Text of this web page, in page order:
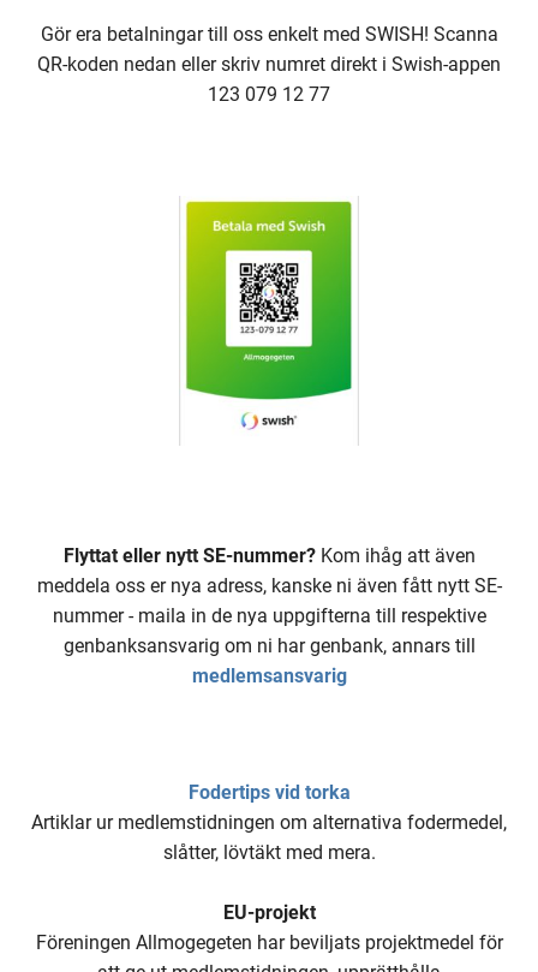
Gör era betalningar till oss enkelt med SWISH! Scanna
QR-koden nedan eller skriv numret direkt i Swish-appen
123 079 12 77
Flyttat eller nytt SE-nummer?Kom ihåg att även
meddela oss er nya adress, kanske ni även fått nytt SE-
nummer - maila in de nya uppgifterna till respektive
genbanksansvarig om ni har genbank, annars till
medlemsansvarig
Fodertips vid torka
Artiklar ur medlemstidningen om alternativa fodermedel,
slåtter, lövtäkt med mera.
EU-projekt
Föreningen Allmogegeten har beviljats projektmedel för